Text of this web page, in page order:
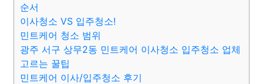
순서
이사청소 VS 입주청소!
민트케어 청소 범위
광주 서구 상무2동 민트케어 이사청소 입주청소 업체
고르는 꿀팁
민트케어 이사/입주청소 후기